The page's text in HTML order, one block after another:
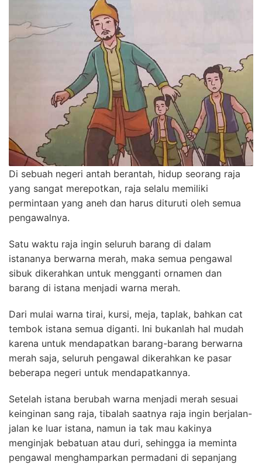
Di sebuah negeri antah berantah, hidup seorang raja
yang sangat merepotkan, raja selalu memiliki
permintaan yang aneh dan harus dituruti oleh semua
pengawalnya.
Satu waktu raja ingin seluruh barang di dalam
istananya berwarna merah, maka semua pengawal
sibuk dikerahkan untuk mengganti ornamen dan
barang di istana menjadi warna merah.
Dari mulai warna tirai, kursi, meja, taplak, bahkan cat
tembok istana semua diganti. Ini bukanlah hal mudah
karena untuk mendapatkan barang-barang berwarna
merah saja, seluruh pengawal dikerahkan ke pasar
beberapa negeri untuk mendapatkannya.
Setelah istana berubah warna menjadi merah sesuai
keinginan sang raja, tibalah saatnya raja ingin berjalan-
jalan ke luar istana, namun ia tak mau kakinya
menginjak bebatuan atau duri, sehingga ia meminta
pengawal menghamparkan permadani di sepanjang